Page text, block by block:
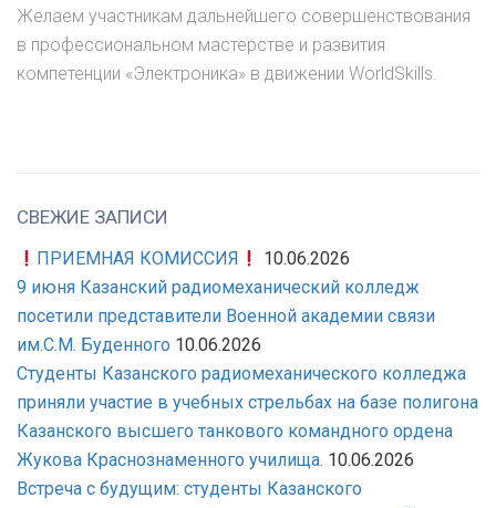
Желаем участникам дальнейшего совершенствования
в профессиональном мастерстве и развития
компетенции «Электроника» в движении WorldSkills.
СВЕЖИЕ ЗАПИСИ
ПРИЕМНАЯ КОМИССИЯ
10.06.2026
9 июня Казанский радиомеханический колледж
посетили представители Военной академии связи
им.С.М. Буденного 10.06.2026
Студенты Казанского радиомеханического колледжа
приняли участие в учебных стрельбах на базе полигона
Казанского высшего танкового командного ордена
Жукова Краснознаменного училища. 10.06.2026
Встреча с будущим: студенты Казанского